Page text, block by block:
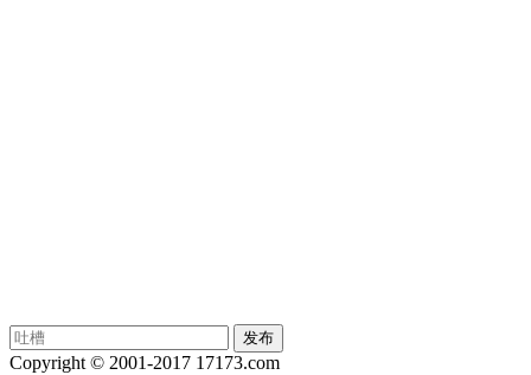
Copyright © 2001-2017 17173.com